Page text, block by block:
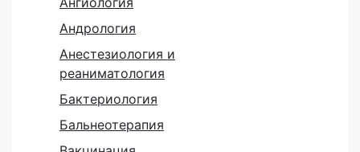
Андрология
Анестезиология и
реаниматология
Бактериология
Бальнеотерапия